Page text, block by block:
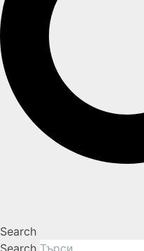
Search